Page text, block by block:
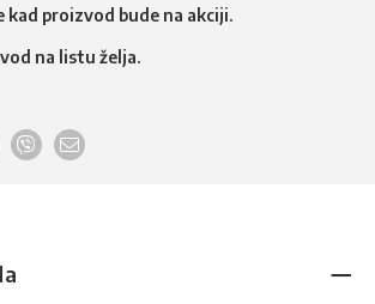
kad proizvod bude na akciji.
na listu želja.